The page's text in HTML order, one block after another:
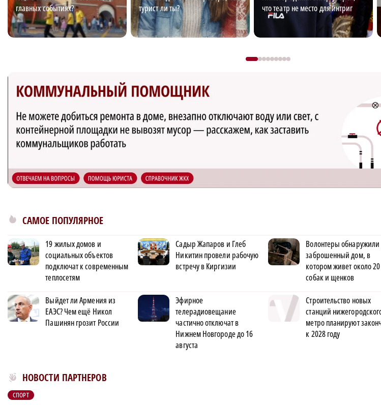
главных событиях?
турист ли ты?
что театр не место для интриг
САМОЕ ПОПУЛЯРНОЕ
19 жилых домов и
социальных объектов
подключат к современным
теплосетям
Садыр Жапаров и Глеб
Никитин провели рабочую
встречу в Киргизии
Волонтеры обнаружили
заброшенный дом, в
котором живет около 20
собак и щенков
Выйдет ли Армения из
ЕАЭС? Чем ещё Никол
Пашинян грозит России
Эфирное
телерадиовещание
частично отключат в
Нижнем Новгороде до 16
августа
Строительство новых
станций
метро планируют
к 2028 году
НОВОСТИ ПАРТНЕРОВ
Новости МирТесен
СПОРТ